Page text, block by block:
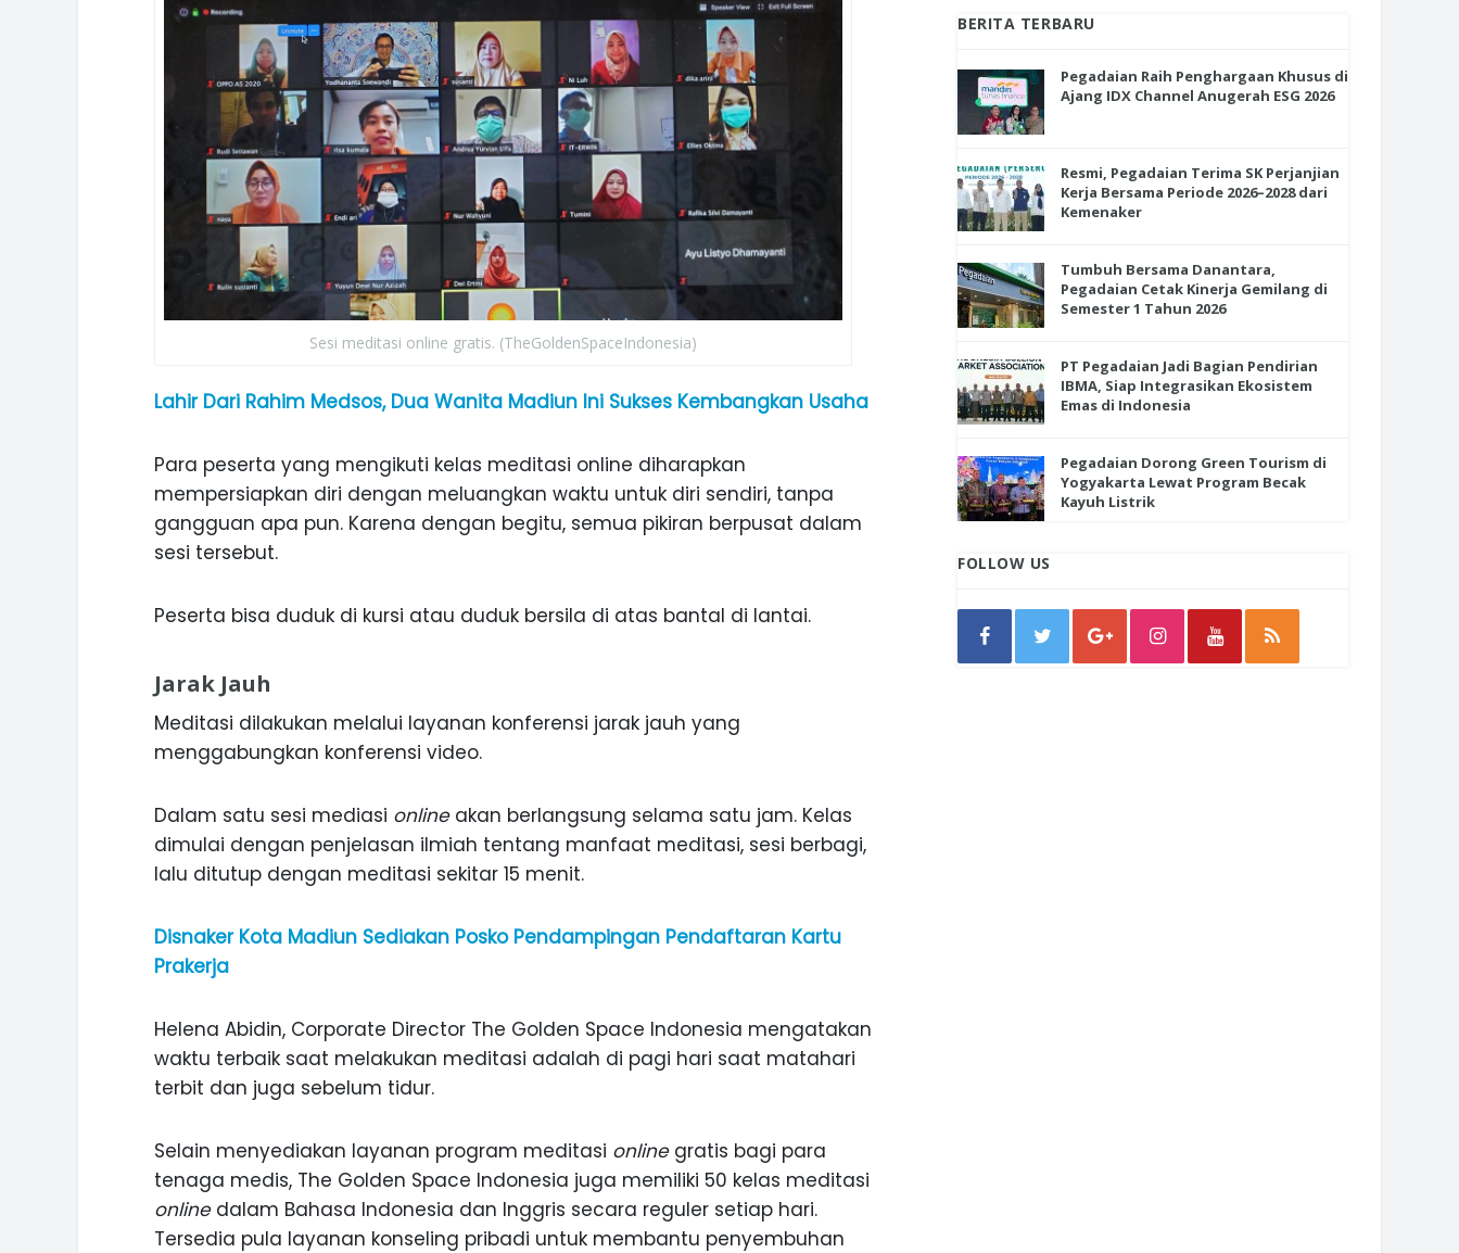
Sesi meditasi online gratis. (TheGoldenSpaceIndonesia)
Lahir Dari Rahim Medsos, Dua Wanita Madiun Ini Sukses Kembangkan Usaha
Para peserta yang mengikuti kelas meditasi online diharapkan
mempersiapkan diri dengan meluangkan waktu untuk diri sendiri, tanpa
gangguan apa pun. Karena dengan begitu, semua pikiran berpusat dalam
sesi tersebut.
Peserta bisa duduk di kursi atau duduk bersila di atas bantal di lantai.
Jarak Jauh
Meditasi dilakukan melalui layanan konferensi jarak jauh yang
menggabungkan konferensi video.
Dalam satu sesi mediasi onlineakan berlangsung selama satu jam. Kelas
dimulai dengan penjelasan ilmiah tentang manfaat meditasi, sesi berbagi,
lalu ditutup dengan meditasi sekitar 15 menit.
Disnaker Kota Madiun Sediakan Posko Pendampingan Pendaftaran Kartu
Prakerja
Helena Abidin, Corporate Director The Golden Space Indonesia mengatakan
waktu terbaik saat melakukan meditasi adalah di pagi hari saat matahari
terbit dan juga sebelum tidur.
Selain menyediakan layanan program meditasi onlinegratis bagi para
tenaga medis, The Golden Space Indonesia juga memiliki 50 kelas meditasi
onlinedalam Bahasa Indonesia dan Inggris secara reguler setiap hari.
Tersedia pula layanan konseling pribadi untuk membantu penyembuhan
BERITA TERBARU
Pegadaian Raih Penghargaan Khusus di
Ajang IDX Channel Anugerah ESG 2026
Resmi, Pegadaian Terima SK Perjanjian
Kerja Bersama Periode 2026–2028 dari
Kemenaker
Tumbuh Bersama Danantara,
Pegadaian Cetak Kinerja Gemilang di
Semester 1 Tahun 2026
PT Pegadaian Jadi Bagian Pendirian
IBMA, Siap Integrasikan Ekosistem
Emas di Indonesia
Pegadaian Dorong Green Tourism di
Yogyakarta Lewat Program Becak
Kayuh Listrik
FOLLOW US